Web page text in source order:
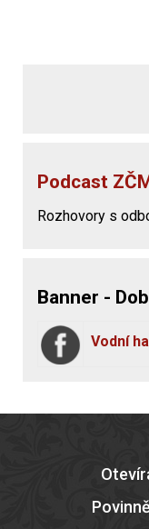
Podcast
Rozhovory s
Banner -
Vodní